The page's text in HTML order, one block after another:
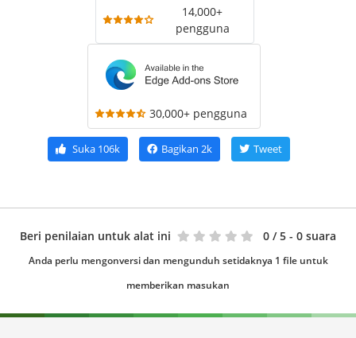
14,000+
pengguna
30,000+ pengguna
Suka106k Bagikan 2k Tweet
Beri penilaian untuk alat ini 0 / 5 - 0 suara
Anda perlu mengonversi dan mengunduh setidaknya 1 file untuk
memberikan masukan